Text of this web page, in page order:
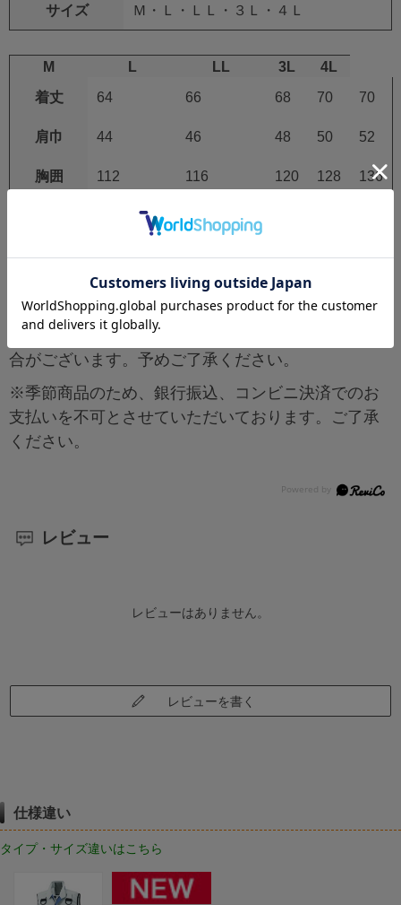
サイズ Ｍ・Ｌ・ＬＬ・３Ｌ・４Ｌ
M L LL 3L
4L
着丈
64 66 68 70 70
肩巾 44 46 48 50 52
胸囲 112 116 120 128 136
※ファン・バッテリーは別売りとなっております。
送り先が個人宅の場合、別途送料1,500円（税込）発
生いたします。
最新の在庫反映に努めておりますが、季節商品のた
めご注文タイミングにより欠品、販売終了となる場
合がございます。予めご了承ください。
※季節商品のため、銀行振込、コンビニ決済でのお
支払いを不可とさせていただいております。ご了承
ください。
レビュー
レビューはありません。
レビューを書く
仕様違い
タイプ・サイズ違いはこちら